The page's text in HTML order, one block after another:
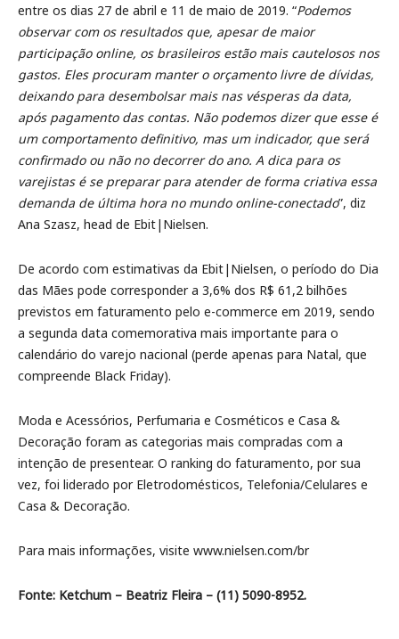
entre os dias 27 de abril e 11 de maio de 2019. “Podemos
observar com os resultados que, apesar de maior
participação online, os brasileiros estão mais cautelosos nos
gastos. Eles procuram manter o orçamento livre de dívidas,
deixando para desembolsar mais nas vésperas da data,
após pagamento das contas. Não podemos dizer que esse é
um comportamento definitivo, mas um indicador, que será
confirmado ou não no decorrer do ano. A dica para os
varejistas é se preparar para atender de forma criativa essa
demanda de última hora no mundo online-conectado”, diz
Ana Szasz, head de Ebit|Nielsen.
De acordo com estimativas da Ebit|Nielsen, o período do Dia
das Mães pode corresponder a 3,6% dos R$ 61,2 bilhões
previstos em faturamento pelo e-commerce em 2019, sendo
a segunda data comemorativa mais importante para o
calendário do varejo nacional (perde apenas para Natal, que
compreende Black Friday).
Moda e Acessórios, Perfumaria e Cosméticos e Casa &
Decoração foram as categorias mais compradas com a
intenção de presentear. O ranking do faturamento, por sua
vez, foi liderado por Eletrodomésticos, Telefonia/Celulares e
Casa & Decoração.
Para mais informações, visite www.nielsen.com/br
Fonte: Ketchum – Beatriz Fleira – (11) 5090-8952.